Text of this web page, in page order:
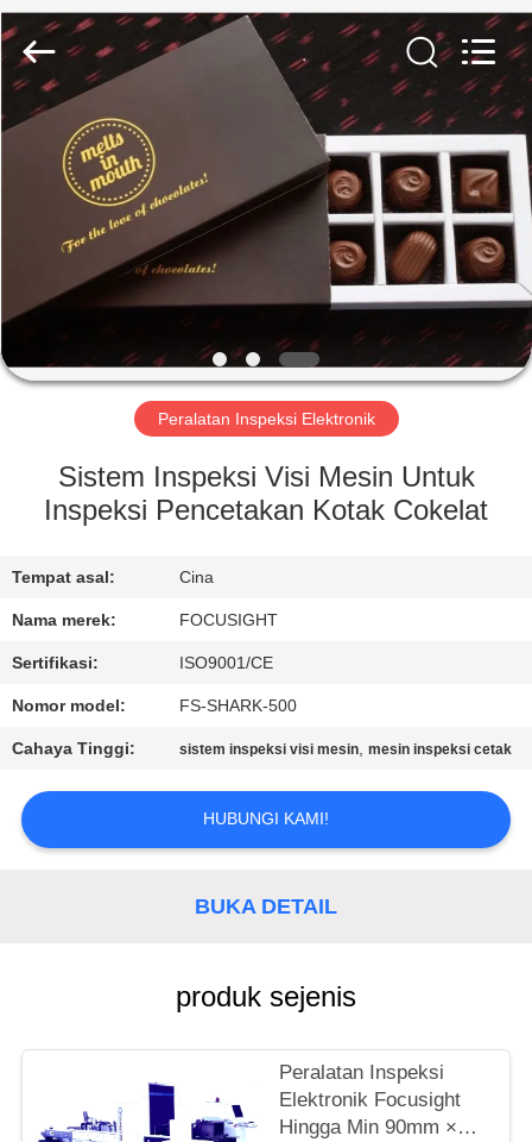
RUMAH
PRODUK
TENTANG
KAMI
TUR
KONTROL
HUBUNGI
KAMI
PERMINTAAN
PENAWARAN
Focusight
Technology
Co.,Ltd.
Rights
Reserved.
Peralatan Inspeksi Elektronik
Sistem Inspeksi Visi Mesin Untuk
Inspeksi Pencetakan Kotak Cokelat
Tempat asal: Cina
Nama merek: FOCUSIGHT
Sertifikasi: ISO9001/CE
Nomor model: FS-SHARK-500
Cahaya Tinggi: sistem inspeksi visi mesin,mesin inspeksi cetak
HUBUNGI KAMI!
BUKA DETAIL
produk sejenis
Peralatan Inspeksi
Elektronik Focusight
Hingga Min 90mm ×